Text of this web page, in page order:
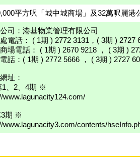
平方呎「城中城商場」及32萬呎麗港
司：港基物業管理有限公司
電話： ( 1期 ) 2772 3131，( 3期 ) 2727
場電話： ( 1期 ) 2670 9218 ， ( 3期 )
話：( 1期 ) 2772 5666 ， ( 3期 ) 2727
址：
、2、4期 ※
www.lagunacity124.com/
期 ※
www.lagunacity3.com/contents/